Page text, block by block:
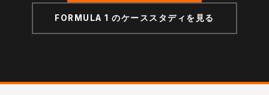
FORMULA 1 のケーススタディを見る